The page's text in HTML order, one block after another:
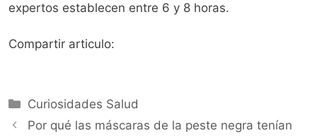
expertos establecen entre 6 y 8 horas.
Compartir articulo:
Categorías
Curiosidades Salud
Por qué las máscaras de la peste negra tenían